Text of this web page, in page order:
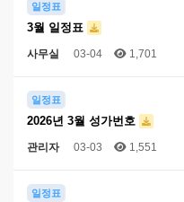
일정표
3월 일정표
사무실 03-04 1,701
일정표
2026년 3월 성가번호
관리자 03-03 1,551
일정표